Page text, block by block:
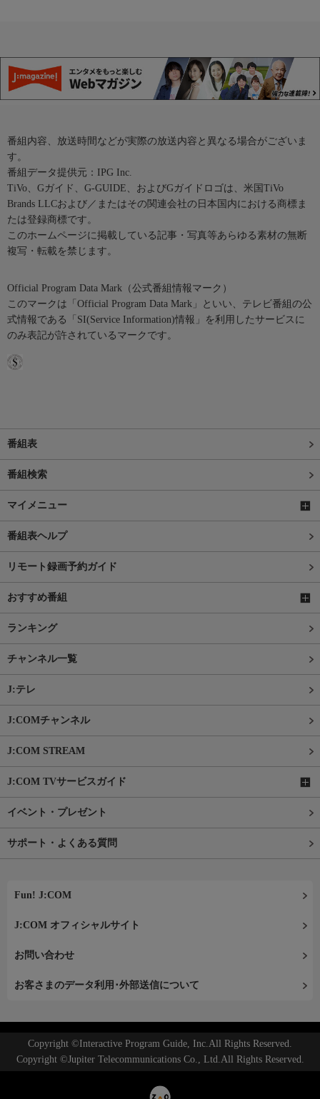
番組内容、放送時間などが実際の放送内容と異なる場合がございま
す。
番組データ提供元：IPG Inc.
TiVo、Gガイド、G-GUIDE、およびGガイドロゴは、米国TiVo
Brands LLCおよび／またはその関連会社の日本国内における商標ま
たは登録商標です。
このホームページに掲載している記事・写真等あらゆる素材の無断
複写・転載を禁じます。
Official Program Data Mark（公式番組情報マーク）
このマークは「Official Program Data Mark」といい、テレビ番組の公
式情報である「SI(Service Information)情報」を利用したサービスに
のみ表記が許されているマークです。
番組表
番組検索
マイメニュー
番組表ヘルプ
リモート録画予約ガイド
おすすめ番組
ランキング
チャンネル一覧
J:テレ
J:COMチャンネル
J:COM STREAM
J:COM TVサービスガイド
イベント・プレゼント
サポート・よくある質問
Fun! J:COM
J:COM オフィシャルサイト
お問い合わせ
お客さまのデータ利用･外部送信について
Copyright ©Interactive Program Guide, Inc.All Rights Reserved.
Copyright ©Jupiter Telecommunications Co., Ltd.All Rights Reserved.